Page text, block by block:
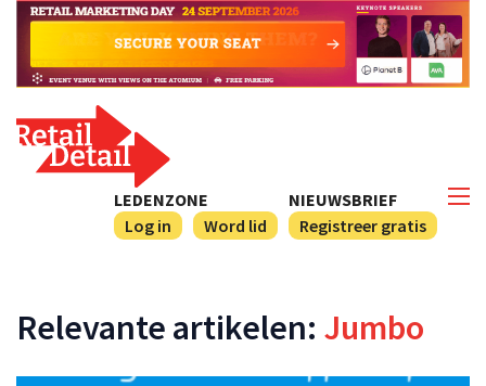
NIEUWSBRIEF
Registreer gratis
LEDENZONE
Log in
Word lid
Relevante artikelen: Jumbo